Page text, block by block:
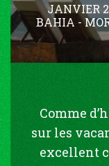
JANVIER
BAHIA -
Comme
sur les
excellent